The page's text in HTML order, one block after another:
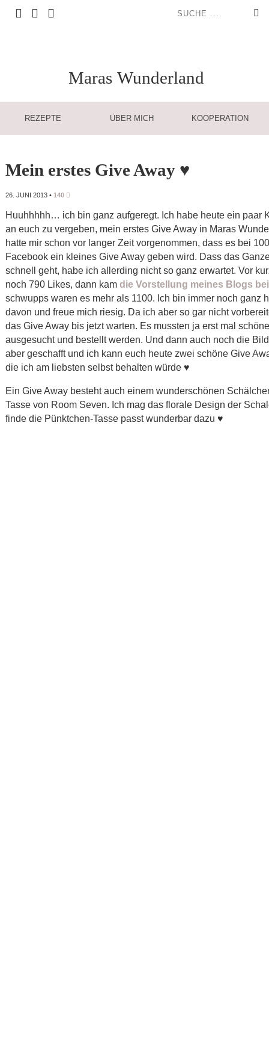
Maras Wunderland
REZEPTE ÜBER MICH KOOPERATION
Mein erstes Give Away ♥
26. JUNI 2013• 140
Huuhhhhh… ich bin ganz aufgeregt. Ich habe heute ein paar
an euch zu vergeben, mein erstes Give Away in Maras
hatte mir schon vor langer Zeit vorgenommen, dass es bei
Facebook ein kleines Give Away geben wird. Dass das
schnell geht, habe ich allerding nicht so ganz erwartet. Vor
noch 790 Likes, dann kam die Vorstellung meines Blogs
schwupps waren es mehr als 1100. Ich bin immer noch ganz
davon und freue mich riesig. Da ich aber so gar nicht
das Give Away bis jetzt warten. Es mussten ja erst mal
ausgesucht und bestellt werden. Und dann auch noch die
aber geschafft und ich kann euch heute zwei schöne Give
die ich am liebsten selbst behalten würde ♥
Ein Give Away besteht auch einem wunderschönen
Tasse von Room Seven. Ich mag das florale Design der
finde die Pünktchen-Tasse passt wunderbar dazu ♥